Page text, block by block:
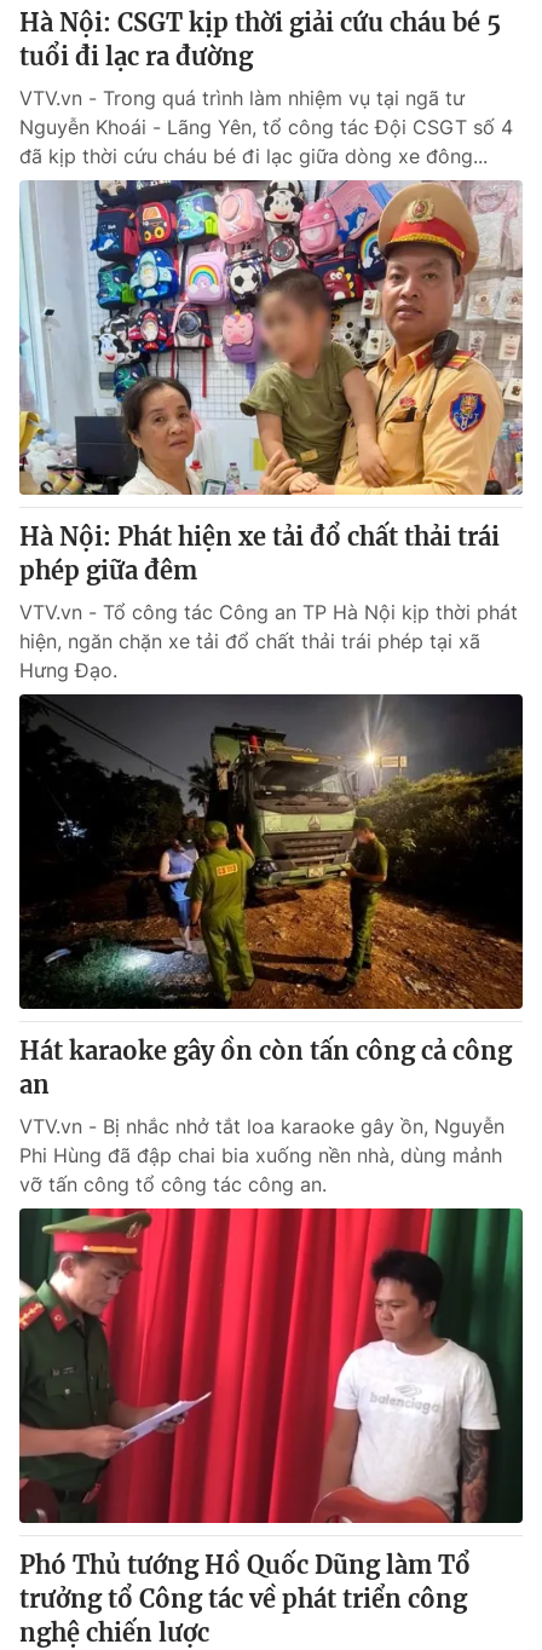
Hà Nội: CSGT kịp thời giải cứu cháu bé 5
tuổi đi lạc ra đường
VTV.vn - Trong quá trình làm nhiệm vụ tại ngã tư
Nguyễn Khoái - Lãng Yên, tổ công tác Đội CSGT số 4
đã kịp thời cứu cháu bé đi lạc giữa dòng xe đông...
Hà Nội: Phát hiện xe tải đổ chất thải trái
phép giữa đêm
VTV.vn - Tổ công tác Công an TP Hà Nội kịp thời phát
hiện, ngăn chặn xe tải đổ chất thải trái phép tại xã
Hưng Đạo.
Hát karaoke gây ồn còn tấn công cả công
an
VTV.vn - Bị nhắc nhở tắt loa karaoke gây ồn, Nguyễn
Phi Hùng đã đập chai bia xuống nền nhà, dùng mảnh
vỡ tấn công tổ công tác công an.
Phó Thủ tướng Hồ Quốc Dũng làm Tổ
trưởng tổ Công tác về phát triển công
nghệ chiến lược